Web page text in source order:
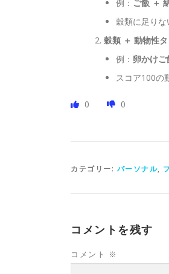
例： ご飯 ＋
穀類に足りな
穀類 ＋ 動物性
例： 卵かけご
スコア100の
0 0
カテゴリー: パーソナル,
コメントを残す
コメント ※